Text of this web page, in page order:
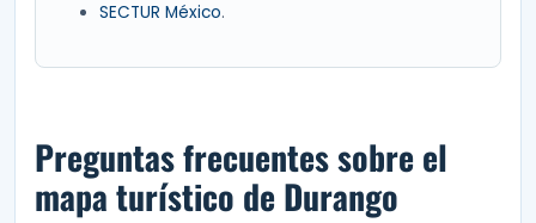
SECTUR México.
Preguntas frecuentes sobre el
mapa turístico de Durango